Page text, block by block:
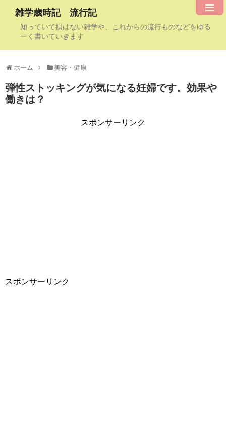
雑学歳時記 流行記
知っていて損はない雑学や、これからの流行ものなどをゆる
ーく書いていきます
ホーム 美容・健康
弾性ストッキングが気になる妊婦です。効果や
働きは？
スポンサーリンク
スポンサーリンク